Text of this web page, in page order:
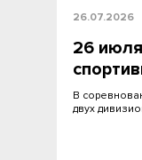
26.07.2026
26
В
двух